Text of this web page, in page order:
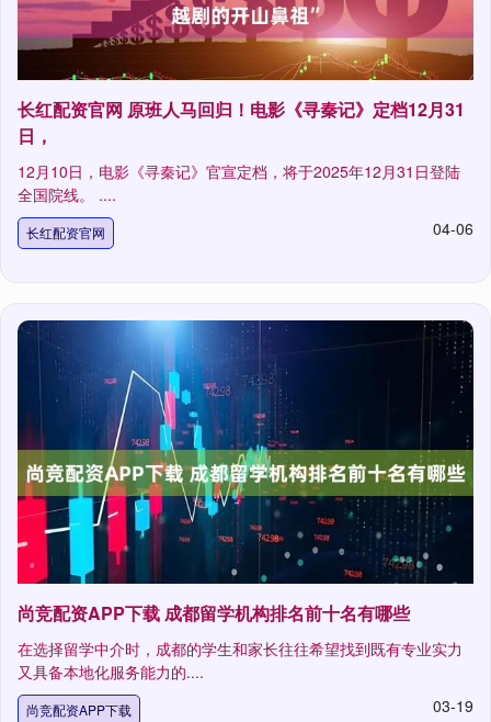
长红配资官网 原班人马回归！电影《寻秦记》定档12月31
日，
12月10日，电影《寻秦记》官宣定档，将于2025年12月31日登陆
全国院线。 ....
长红配资官网 04-06
尚竞配资APP下载 成都留学机构排名前十名有哪些
在选择留学中介时，成都的学生和家长往往希望找到既有专业实力
又具备本地化服务能力的....
尚竞配资APP下载 03-19